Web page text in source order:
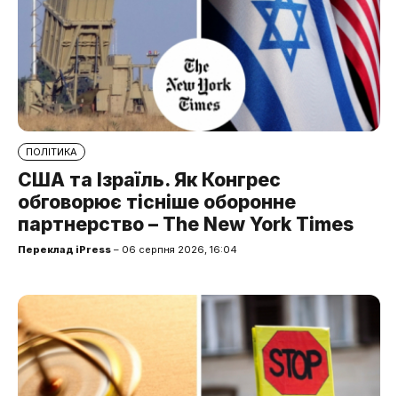
ПОЛІТИКА
США та Ізраїль. Як Конгрес
обговорює тісніше оборонне
партнерство – The New York Times
Переклад iPress – 06 серпня 2026, 16:04